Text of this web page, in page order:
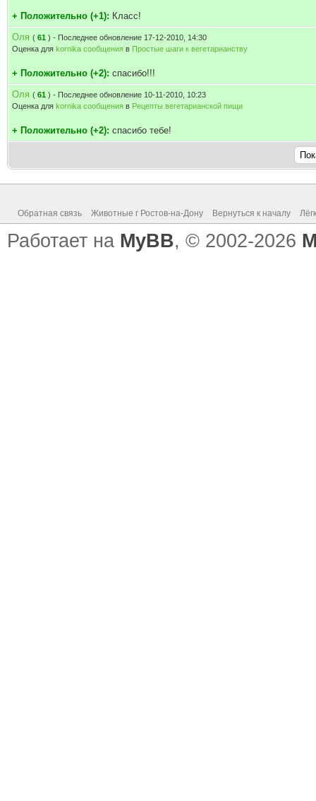
+ Положительно (+1): Класс!
Оля ( 61 ) - Последнее обновление 17-12-2010, 14:30
Оценка для kornika сообщения в Простые шаги к вегетарианству
+ Положительно (+2): спасибо!!!
Оля ( 61 ) - Последнее обновление 10-11-2010, 10:23
Оценка для kornika сообщения в Рецепты вегетарианской пищи
+ Положительно (+2): спасибо тебе!
Обратная связь Животные г Ростов-на-Дону Вернуться к началу
Работает на MyBB, © 2002-2026